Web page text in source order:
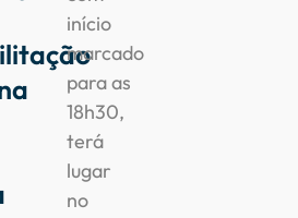
início
marcado
para as
18h30,
terá
lugar
no